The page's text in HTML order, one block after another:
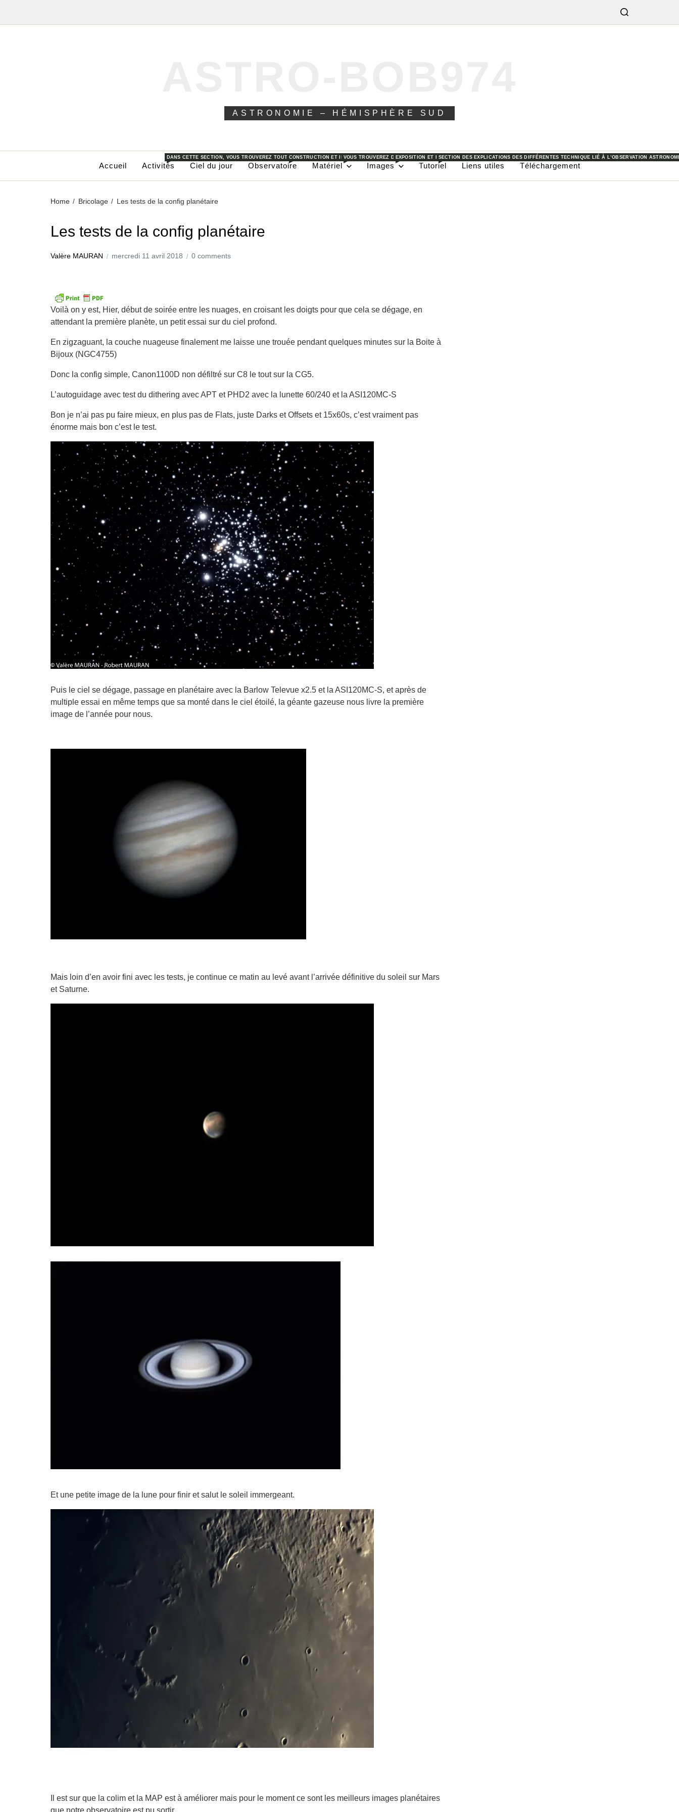
ASTRONOMIE – HÉMISPHÈRE SUD
Accueil Activités
DANS CETTE SECTION, VOUS TROUVEREZ TOUT CE QUE JE PEUX FAIRE DANS AU JOUR LE JOUR POUR L’ASTRONOMIE OU LES DIFFÉRENTES ACTIVITÉS PROPOSÉS PAR LES ASSOCIATIONS OU
Ciel du jour Observatoire
CONSTRUCTION ET INSTALLATION D’UN OBSERVATOIRE DANS LE JARDIN.
Matériel
VOUS TROUVEREZ DANS CES PAGES LES DIFFÉRENTS MATÉRIELS ET OUTILS UTILISÉS POUR LES PRISES DE VUE ET
Images
EXPOSITION ET EXPLICATION DES IMAGES OBTENUES AU COURS DES SOIRÉES D’OBSERVATIONS.
Tutoriel
SECTION DES EXPLICATIONS DES DIFFÉRENTES TECHNIQUE LIÉ À L’OBSERVATION
Liens utiles Téléchargement
Home Bricolage Les tests de la config planétaire
Les tests de la config planétaire
Valère MAURAN mercredi 11 avril 2018 0 comments
Voilà on y est, Hier, début de soirée entre les nuages, en croisant les doigts pour que cela se dégage, en
attendant la première planète, un petit essai sur du ciel profond.
En zigzaguant, la couche nuageuse finalement me laisse une trouée pendant quelques minutes sur la Boite à
Bijoux (NGC4755)
Donc la config simple, Canon1100D non défiltré sur C8 le tout sur la CG5.
L’autoguidage avec test du dithering avec APT et PHD2 avec la lunette 60/240 et la ASI120MC-S
Bon je n’ai pas pu faire mieux, en plus pas de Flats, juste Darks et Offsets et 15x60s, c’est vraiment pas
énorme mais bon c’est le test.
Puis le ciel se dégage, passage en planétaire avec la Barlow Televue x2.5 et la ASI120MC-S, et après de
multiple essai en même temps que sa monté dans le ciel étoilé, la géante gazeuse nous livre la première
image de l’année pour nous.
Mais loin d’en avoir fini avec les tests, je continue ce matin au levé avant l’arrivée définitive du soleil sur Mars
et Saturne.
Et une petite image de la lune pour finir et salut le soleil immergeant.
Il est sur que la colim et la MAP est à améliorer mais pour le moment ce sont les meilleurs images planétaires
que notre observatoire est pu sortir.